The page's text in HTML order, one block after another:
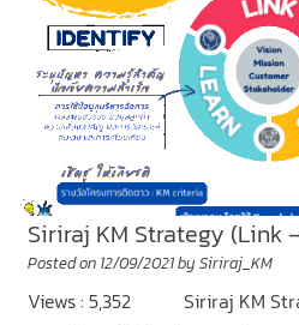
Siriraj KM Strategy (Link
Posted on 12/09/2021by Siriraj_KM
Views : 5,352 Siriraj KM